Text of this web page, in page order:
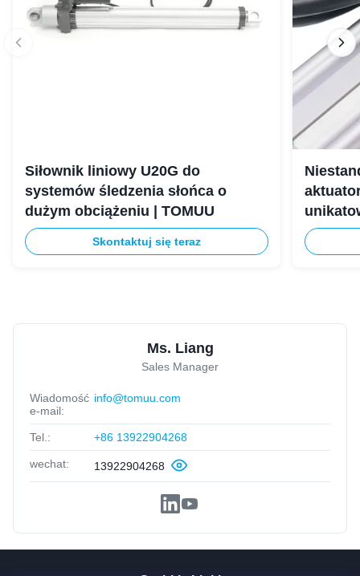
Siłownik liniowy U20G do
systemów śledzenia słońca o
dużym obciążeniu | TOMUU
Skontaktuj się teraz
Ms. Liang
Sales Manager
Wiadomość
e-mail:
info@tomuu.com
Tel.: +86 13922904268
wechat: 13922904268